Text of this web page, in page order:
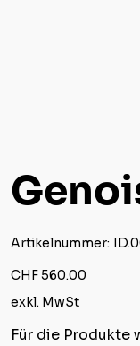
Artikelnummer: ID.004
Preis
CHF 560.00
exkl. MwSt
Für die Produkte